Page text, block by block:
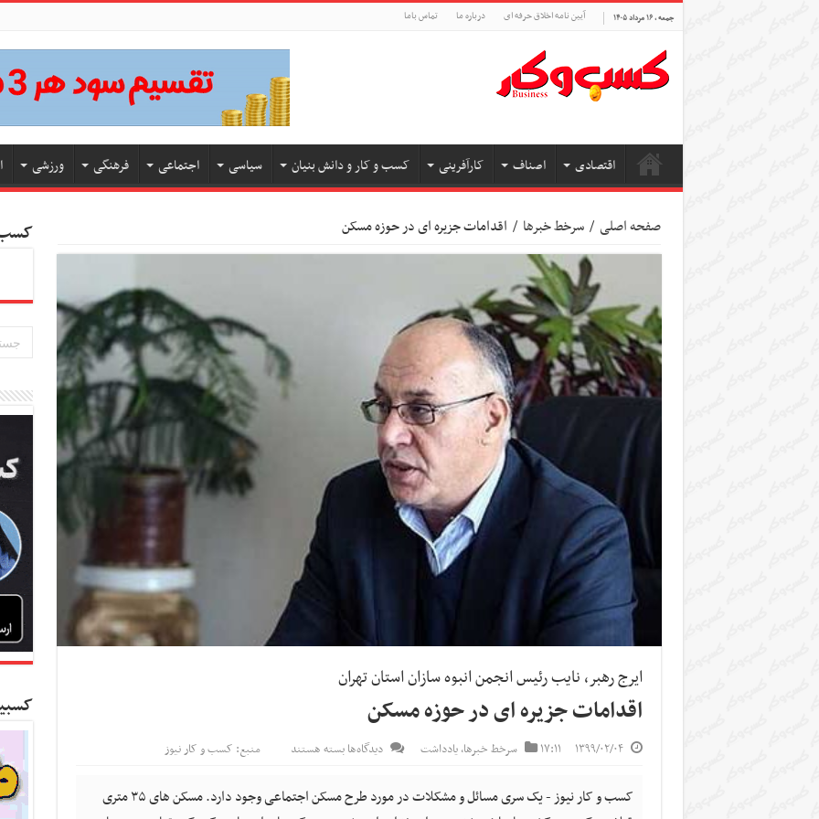
جمعه , ۱۶ مرداد ۱۴۰۵ آیین نامه اخلاق حرفه ای درباره ما تماس باما
اقتصادی اصناف کارآفرینی کسب و کار و دانش بنیان سیاسی اجتماعی فرهنگی ورزشی
صفحه اصلی / سرخط خبرها / اقدامات جزیره ای در حوزه مسکن
ایرج رهبر، نایب رئیس انجمن انبوه‌ سازان استان تهران
اقدامات جزیره ای در حوزه مسکن
۱۳۹۹/۰۲/۰۴ ۱۷:۱۱ سرخط خبرها,یادداشت دیدگاه‌هابرای
جزیره
بسته هستند منبع: کسب و کار نیوز
کسب و کار نیوز - یک سری مسائل و مشکلات در مورد طرح مسکن اجتماعی وجود دارد. مسکن های ۳۵ متری
کسب